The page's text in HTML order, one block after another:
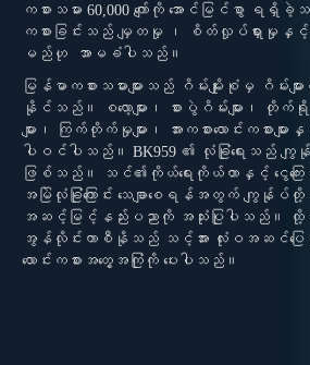
ကစားသမား 60,000 ကျော်ကို အောင်မြင်စွာ ရ
ကစားခြင်းသည် မျှတမှု ၊ စိတ်လှုပ်ရှားမှုနှ
မည်ဟု
အာမခံပါသည်။
မြန်မာကစားသမားများသည် ဂိမ်းမျိုးစုံမှ ဂိမ်းမျာ
နိုင်သည်။ စလော့များ၊ စားပွဲဂိမ်းများ၊
များ၊ ကြက်တိုက်မှုများ၊ အားကစားလောင်းကစားများနှ
ပါဝင်ပါသည်။ BK959 ၏ လုံခြုံရေးသည် ကျွန်ု
ဖြစ်သည်။ သင်၏ကိုယ်ရေးကိုယ်တာနှင့် ငွေကြေး
အမြဲလုံခြုံကြောင်း သေချာစေရန်အတွက် ကျွန်ုပ်တို့
အဆင့်မြင့်နည်းပညာကို အသုံးပြုပါသည်။ ထို့
အွန်လိုင်းကာစီနိုသည် သင့်အား လုံးဝအဆင်ပြေ
လောင်းကစားအတွေ့အကြုံကို ပေးပါသည်။